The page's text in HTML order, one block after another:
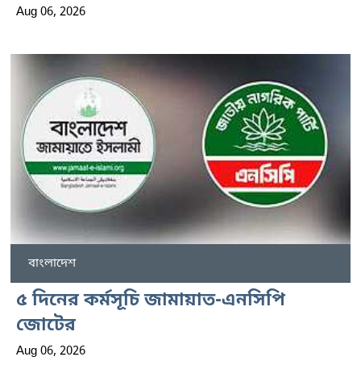
Aug 06, 2026
বাংলাদেশ
৫ দিনের কর্মসূচি জামায়াত-এনসিপি
জোটের
Aug 06, 2026